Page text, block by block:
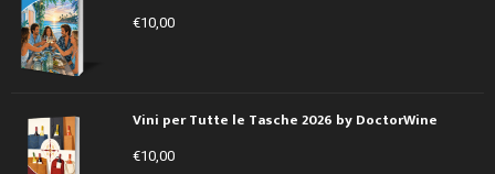
€10,00
Vini per Tutte le Tasche 2026 by DoctorWine
€10,00